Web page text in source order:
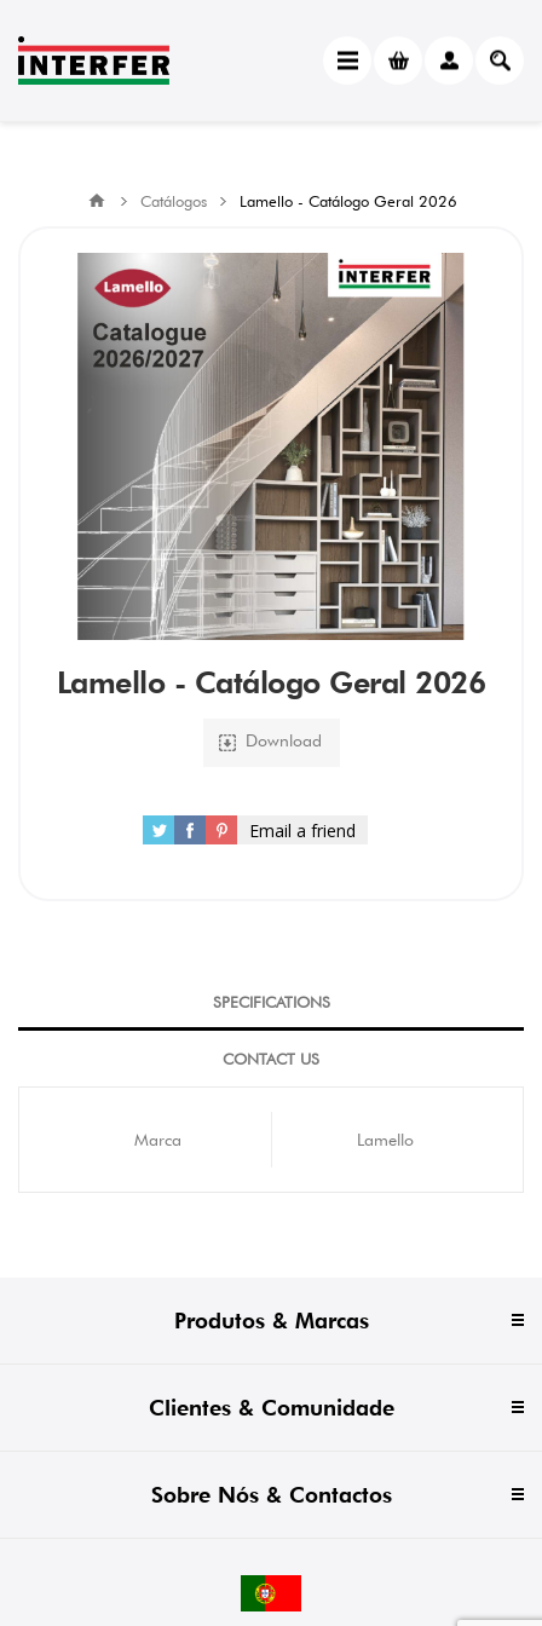
Catálogos Lamello - Catálogo Geral 2026
Lamello - Catálogo Geral 2026
Download
Email a friend
SPECIFICATIONS
CONTACT US
Marca Lamello
Produtos & Marcas
Clientes & Comunidade
Sobre Nós & Contactos